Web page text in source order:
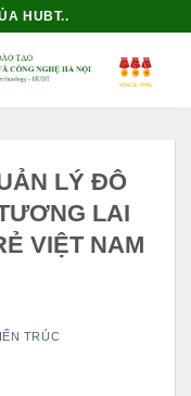
HUBT..
LÝ ĐÔ
LAI
VIỆT NAM
TRÚC